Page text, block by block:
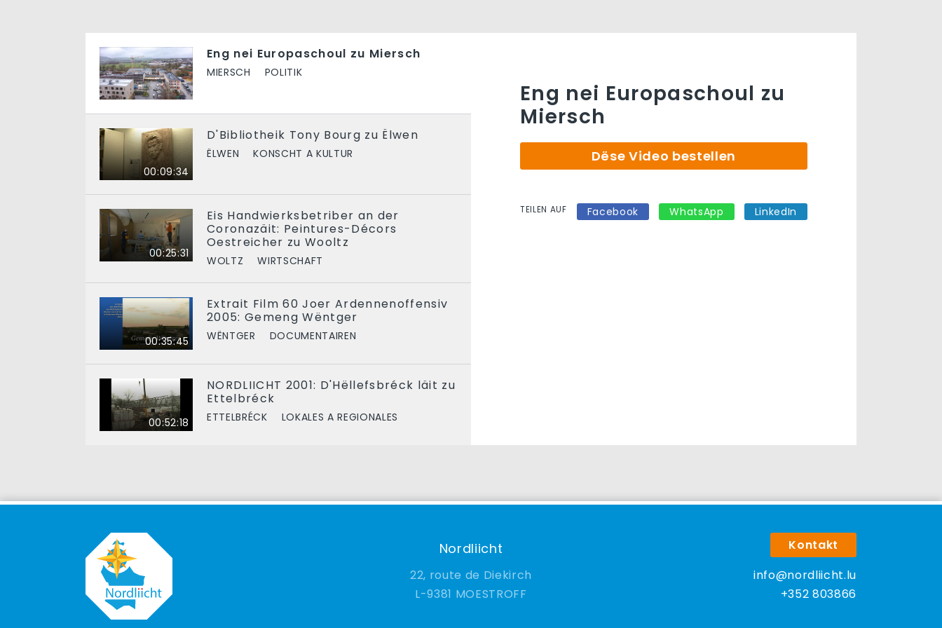
Eng nei Europaschoul zu Miersch
MIERSCH POLITIK
00:09:34
D'Bibliotheik Tony Bourg zu Ëlwen
ËLWEN KONSCHT A KULTUR
00:25:31
Eis Handwierksbetriber an der
Coronazäit: Peintures-Décors
Oestreicher zu Wooltz
WOLTZ WIRTSCHAFT
00:35:45
Extrait Film 60 Joer Ardennenoffensiv
2005: Gemeng Wëntger
WËNTGER DOCUMENTAIREN
00:52:18
NORDLIICHT 2001: D'Hëllefsbréck läit zu
Ettelbréck
ETTELBRÉCK LOKALES A REGIONALES
Eng nei Europaschoul zu
Miersch
Dëse Video bestellen
TEILEN AUF Facebook WhatsApp LinkedIn
Nordliicht
22, route de Diekirch
9381 MOESTROFF
Kontakt
info@nordliicht.lu
+352 803866